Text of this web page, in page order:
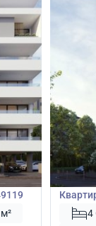
€630
4